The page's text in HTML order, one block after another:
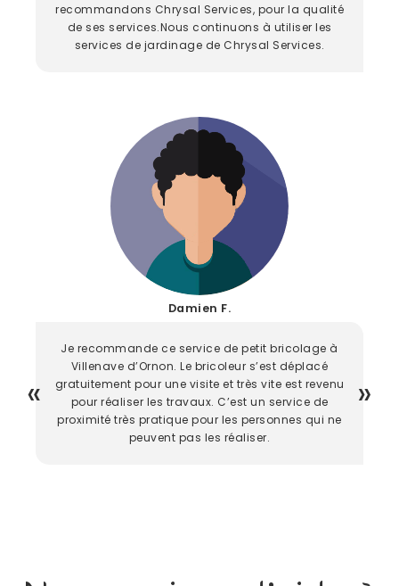
recommandons Chrysal Services, pour la qualité
de ses services.Nous continuons à utiliser les
services de jardinage de Chrysal Services.
Damien F.
Je recommande ce service de petit bricolage à
Villenave d’Ornon. Le bricoleur s’est déplacé
gratuitement pour une visite et très vite est revenu
pour réaliser les travaux. C’est un service de
proximité très pratique pour les personnes qui ne
peuvent pas les réaliser.